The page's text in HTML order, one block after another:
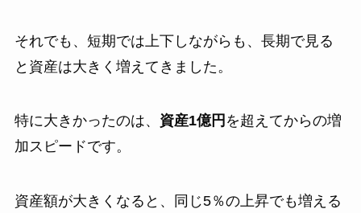
それでも、短期では上下しながらも、長期で見る
と資産は大きく増えてきました。
特に大きかったのは、 資産1億円 を超えてからの増
加スピードです。
資産額が大きくなると、同じ5％の上昇でも増える